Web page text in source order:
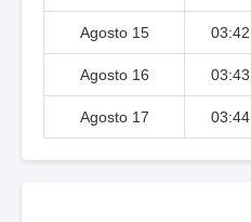
Agosto 15 03:42
Agosto 16 03:43
Agosto 17 03:44